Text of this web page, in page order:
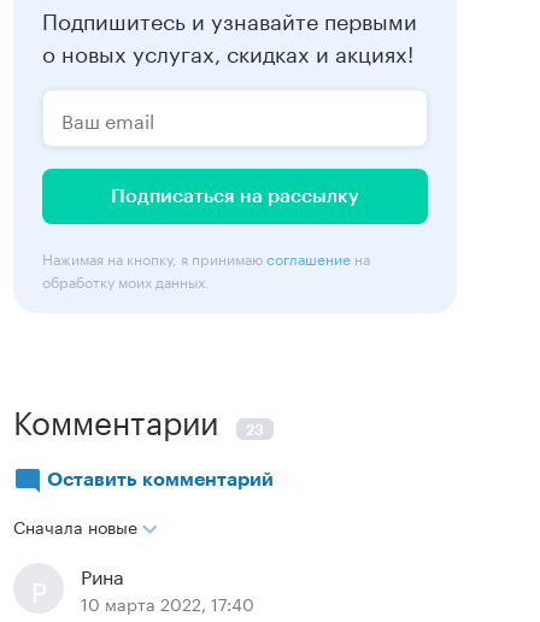
Подпишитесь и узнавайте первыми
о новых услугах, скидках и акциях!
Подписаться на рассылку
Нажимая на кнопку, я принимаюсоглашение на
обработку моих данных.
Комментарии 23
Оставить комментарий
Сначала новые
Рина
10 марта 2022, 17:40